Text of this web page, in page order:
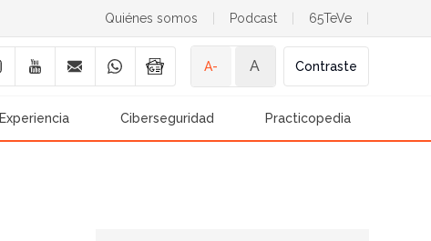
Quiénes somos Podcast 65TeVe
A- A Contraste
Experiencia Ciberseguridad Practicopedia